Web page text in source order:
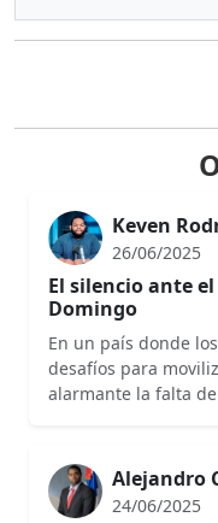
Keven
26/06/2025
El silencio ante
Domingo
En un país donde
desafíos para
alarmante la falta
Alejandro
24/06/2025